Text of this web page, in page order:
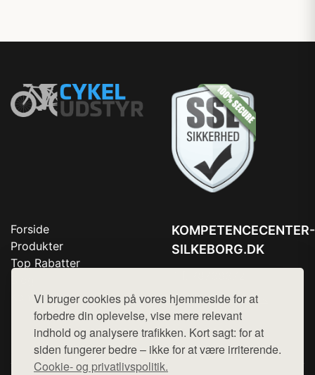
Vi bruger cookies på vores hjemmeside for at
forbedre din oplevelse, vise mere relevant
indhold og analysere trafikken. Kort sagt: for at
siden fungerer bedre – ikke for at være irriterende.
Cookie- og privatlivspolitik.
Forside
Produkter
Top Rabatter
Kontakt
KOMPETENCECENTER-
SILKEBORG.DK
Mail:hej@want.dk
Cookie- og privatlivspolitik